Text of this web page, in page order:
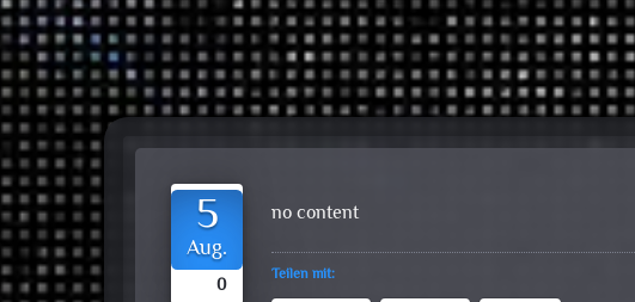
5
Aug.
0
no content
Teilen mit: